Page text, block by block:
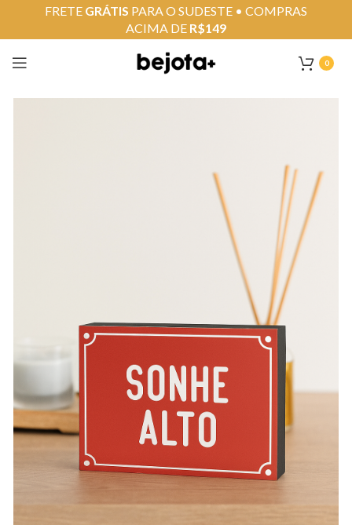
0
FRETE GRÁTIS PARA O SUDESTE • COMPRAS
ACIMA DE R$149